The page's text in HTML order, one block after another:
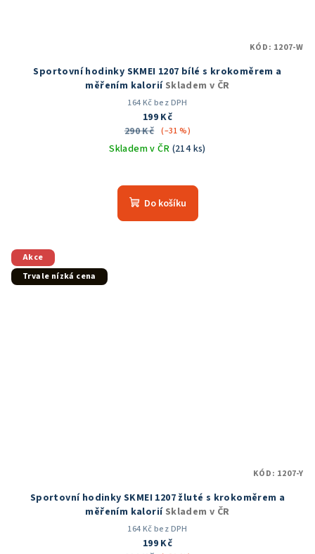
Sportovní hodinky SKMEI 1207 bílé s krokoměrem a
měřením kalorií Skladem v ČR
164 Kč bez DPH
199 Kč
290 Kč (–31 %)
Skladem v ČR (214 ks)
hodnocení
produktu
Do košíku
KÓD: 1207-W
Akce
Trvale nízká cena
Sportovní hodinky SKMEI 1207 žluté s krokoměrem a
měřením kalorií Skladem v ČR
164 Kč bez DPH
199 Kč
KÓD: 1207-Y